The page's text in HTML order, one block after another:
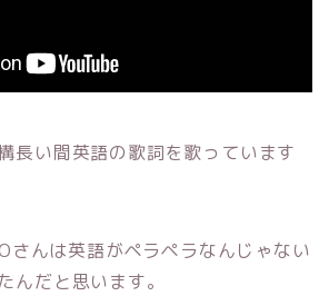
長い間英語の歌詞を歌っています
さんは英語がペラペラなんじゃない
んだと思います。